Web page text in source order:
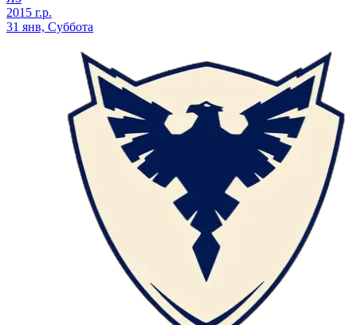
2015 г.р.
31 янв, Суббота